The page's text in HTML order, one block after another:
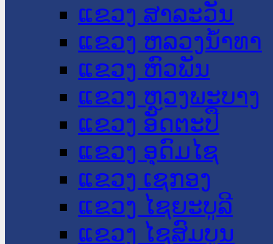
ແຂວງ ສາລະວັນ
ແຂວງ ຫລວງນໍ້າທາ
ແຂວງ ຫົວພັນ
ແຂວງ ຫຼວງພະບາງ
ແຂວງ ອັດຕະປື
ແຂວງ ອຸດົມໄຊ
ແຂວງ ເຊກອງ
ແຂວງ ໄຊຍະບູລີ
ແຂວງ ໄຊສົມບູນ